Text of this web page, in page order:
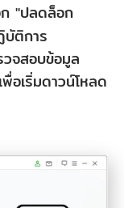
ก "ปลดล็อก
บัติการ
จสอบข้อมูล
อเริ่มดาวน์โหลด